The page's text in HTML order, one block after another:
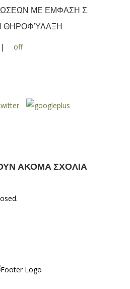
ΜΕ ΕΜΦΑΣΗ Σ
ΘΗΡΟΦΎΛΑΞΗ
| off
ΑΚΌΜΑ ΣΧΌΛΙΑ